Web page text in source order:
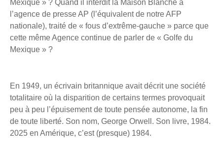
Mexique » ? Quand il interdit la Maison Blanche à
l’agence de presse AP (l’équivalent de notre AFP
nationale), traité de « fous d’extrême-gauche » parce que
cette même Agence continue de parler de « Golfe du
Mexique » ?
En 1949, un écrivain britannique avait décrit une société
totalitaire où la disparition de certains termes provoquait
peu à peu l’épuisement de toute pensée autonome, la fin
de toute liberté. Son nom, George Orwell. Son livre, 1984.
2025 en Amérique, c’est (presque) 1984.